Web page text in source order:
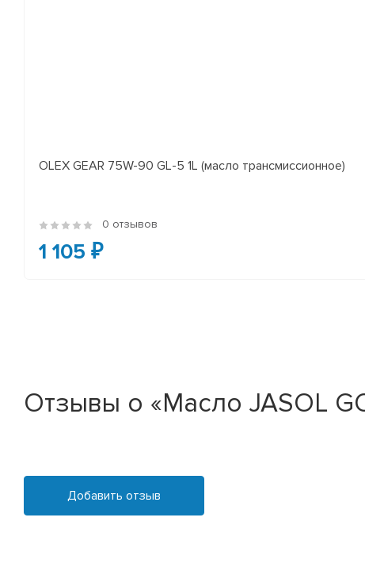
OLEX GEAR 75W-90 GL-5 1L (масло трансмиссионное)
0 отзывов
1 105 ₽
Отзывы о «Масло JASOL
Добавить отзыв